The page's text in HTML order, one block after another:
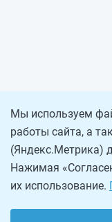
Мы используем
работы сайта, а
(Яндекс.Метрика)
Нажимая
их использование.